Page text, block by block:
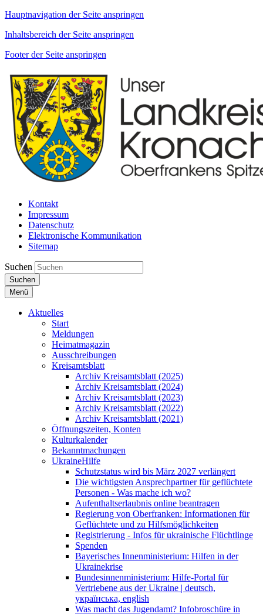
Hauptnavigation der Seite anspringen
Inhaltsbereich der Seite anspringen
Footer der Seite anspringen
Kontakt
Impressum
Datenschutz
Elektronische Kommunikation
Sitemap
Suchen
Suchen
Menü
Aktuelles
Start
Meldungen
Heimatmagazin
Ausschreibungen
Kreisamtsblatt
Archiv Kreisamtsblatt (2025)
Archiv Kreisamtsblatt (2024)
Archiv Kreisamtsblatt (2023)
Archiv Kreisamtsblatt (2022)
Archiv Kreisamtsblatt (2021)
Öffnungszeiten, Konten
Kulturkalender
Bekanntmachungen
UkraineHilfe
Schutzstatus wird bis März 2027 verlängert
Die wichtigsten Ansprechpartner für geflüchtete
Personen - Was mache ich wo?
Aufenthaltserlaubnis online beantragen
Regierung von Oberfranken: Informationen für
Geflüchtete und zu Hilfsmöglichkeiten
Registrierung - Infos für ukrainische Flüchtlinge
Spenden
Bayerisches Innenministerium: Hilfen in der
Ukrainekrise
Bundesinnenministerium: Hilfe-Portal für
Vertriebene aus der Ukraine | deutsch,
українська, english
Was macht das Jugendamt? Infobroschüre in